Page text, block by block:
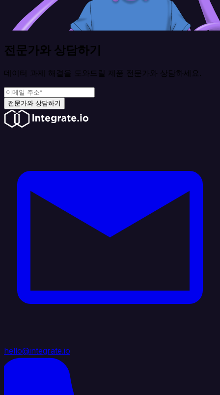
전문가와 상담하기
데이터 과제 해결을 도와드릴 제품 전문가와 상담하세요.
전문가와 상담하기
hello@integrate.io